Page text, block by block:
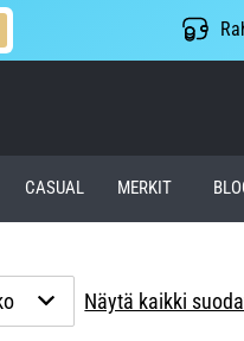
CASUAL MERKIT
Näytä kaikki